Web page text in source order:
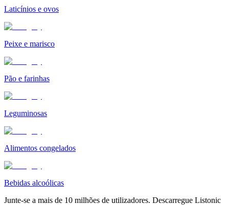
Laticínios e ovos
Peixe e marisco
Pão e farinhas
Leguminosas
Alimentos congelados
Bebidas alcoólicas
Junte-se a mais de 10 milhões de utilizadores. Descarregue Listonic